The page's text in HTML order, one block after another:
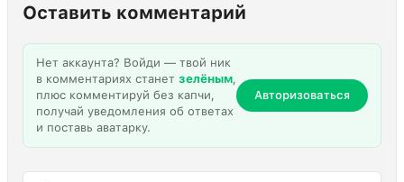
Оставить комментарий
Нет аккаунта? Войди — твой ник
в комментариях станет зелёным,
плюс комментируй без капчи,
получай уведомления об ответах
и поставь аватарку.
Авторизоваться